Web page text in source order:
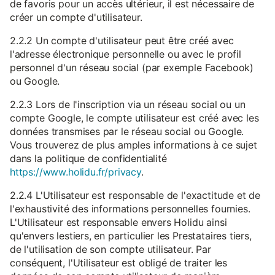
de favoris pour un accès ultérieur, il est nécessaire de
créer un compte d'utilisateur.
2.2.2 Un compte d'utilisateur peut être créé avec
l'adresse électronique personnelle ou avec le profil
personnel d'un réseau social (par exemple Facebook)
ou Google.
2.2.3 Lors de l'inscription via un réseau social ou un
compte Google, le compte utilisateur est créé avec les
données transmises par le réseau social ou Google.
Vous trouverez de plus amples informations à ce sujet
dans la politique de confidentialité
https://www.holidu.fr/privacy.
2.2.4 L'Utilisateur est responsable de l'exactitude et de
l'exhaustivité des informations personnelles fournies.
L'Utilisateur est responsable envers Holidu ainsi
qu'envers lestiers, en particulier les Prestataires tiers,
de l'utilisation de son compte utilisateur. Par
conséquent, l'Utilisateur est obligé de traiter les